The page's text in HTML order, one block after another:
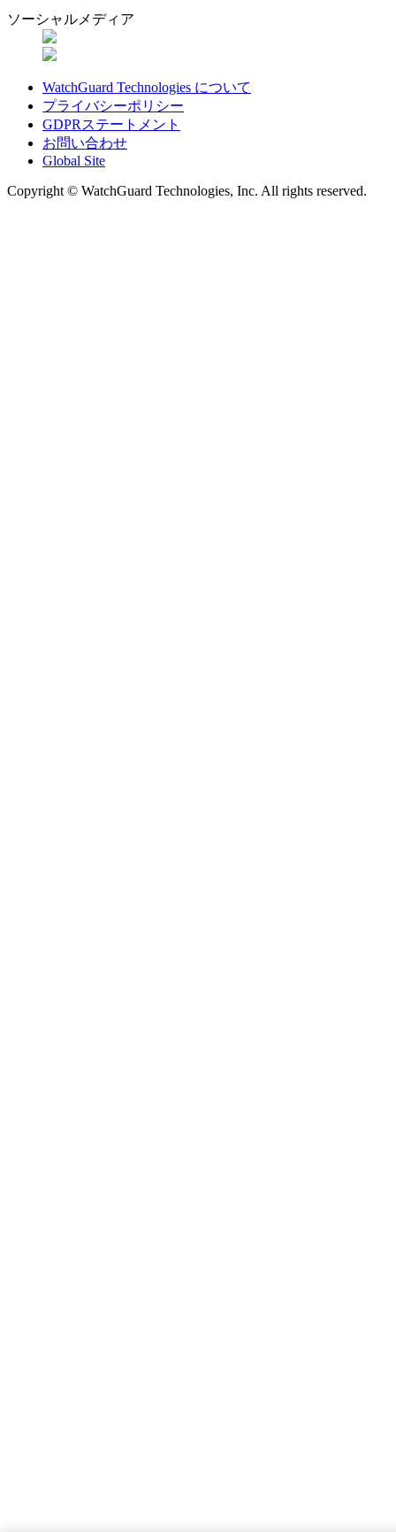
ソーシャルメディア
WatchGuard Technologies について
プライバシーポリシー
GDPRステートメント
お問い合わせ
Global Site
Copyright © WatchGuard Technologies, Inc. All rights reserved.